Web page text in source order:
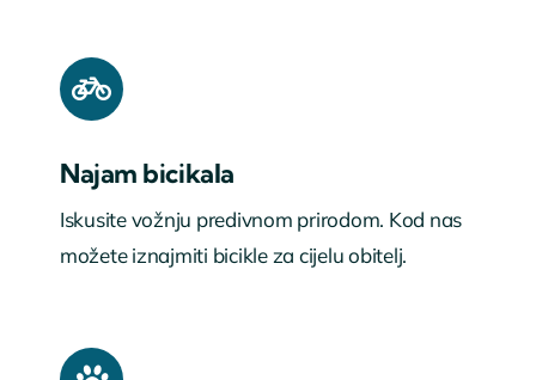
Najam bicikala
Iskusite vožnju predivnom prirodom. Kod nas
možete iznajmiti bicikle za cijelu obitelj.